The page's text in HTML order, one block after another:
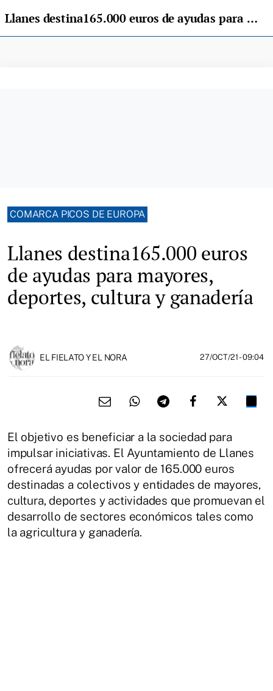
Llanes destina165.000 euros de ayudas para mayores, deportes, cultura y ganadería
COMARCA PICOS DE EUROPA
Llanes destina165.000 euros
de ayudas para mayores,
deportes, cultura y ganadería
EL FIELATO Y EL NORA 27/OCT/21- 09:04
El objetivo es beneficiar a la sociedad para
impulsar iniciativas. El Ayuntamiento de Llanes
ofrecerá ayudas por valor de 165.000 euros
destinadas a colectivos y entidades de mayores,
cultura, deportes y actividades que promuevan el
desarrollo de sectores económicos tales como
la agricultura y ganadería.